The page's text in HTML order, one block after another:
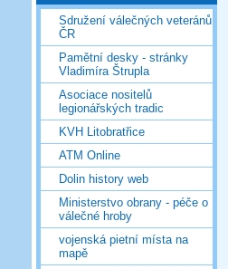
Sdružení válečných veteránů
ČR
Pamětní desky - stránky
Vladimíra Štrupla
Asociace nositelů
legionářských tradic
KVH Litobratřice
ATM Online
Dolin history web
Ministerstvo obrany - péče o
válečné hroby
vojenská pietní místa na
mapě